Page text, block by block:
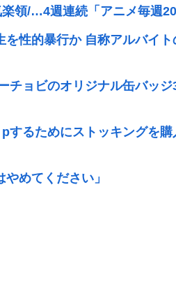
領/…4週連続「アニメ毎週
を性的暴行か 自称アルバイ
チョビのオリジナル缶バッジ
するためにストッキングを購
めてください」